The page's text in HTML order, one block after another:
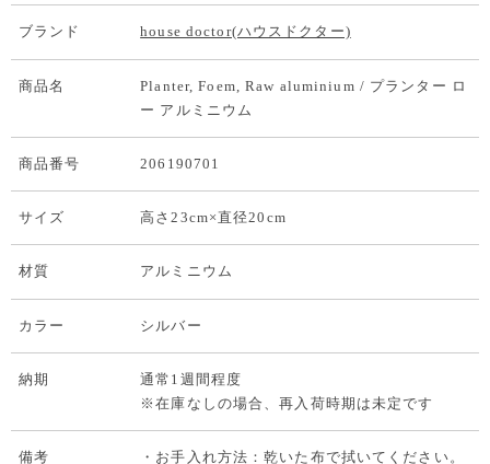
ブランド house doctor(ハウスドクター)
商品名
Planter, Foem, Raw aluminium / プランター ロ
ー アルミニウム
商品番号 206190701
サイズ 高さ23cm×直径20cm
材質 アルミニウム
カラー シルバー
納期
通常1週間程度
※在庫なしの場合、再入荷時期は未定です
備考 ・お手入れ方法：乾いた布で拭いてください。